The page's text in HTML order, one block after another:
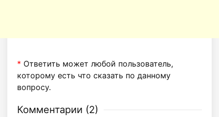
* Ответить может любой пользователь,
которому есть что сказать по данному
вопросу.
Комментарии (2)